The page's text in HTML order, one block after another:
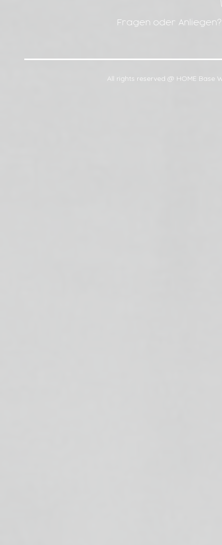
Fragen oder
All rights reserved @ HOME Base